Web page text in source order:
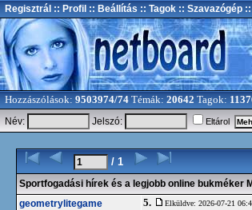
Regisztrál :: Profil :: Beállítás :: Tagok :: Szavazógép
Hozzászólások: 9503974/74 Témák: 20642 Tagok:
Név: Jelszó: Eltárol
/ 1
Sportfogadási hírek és a legjobb online bukméker
geometrylitegame
5. Elküldve: 2026-07-21